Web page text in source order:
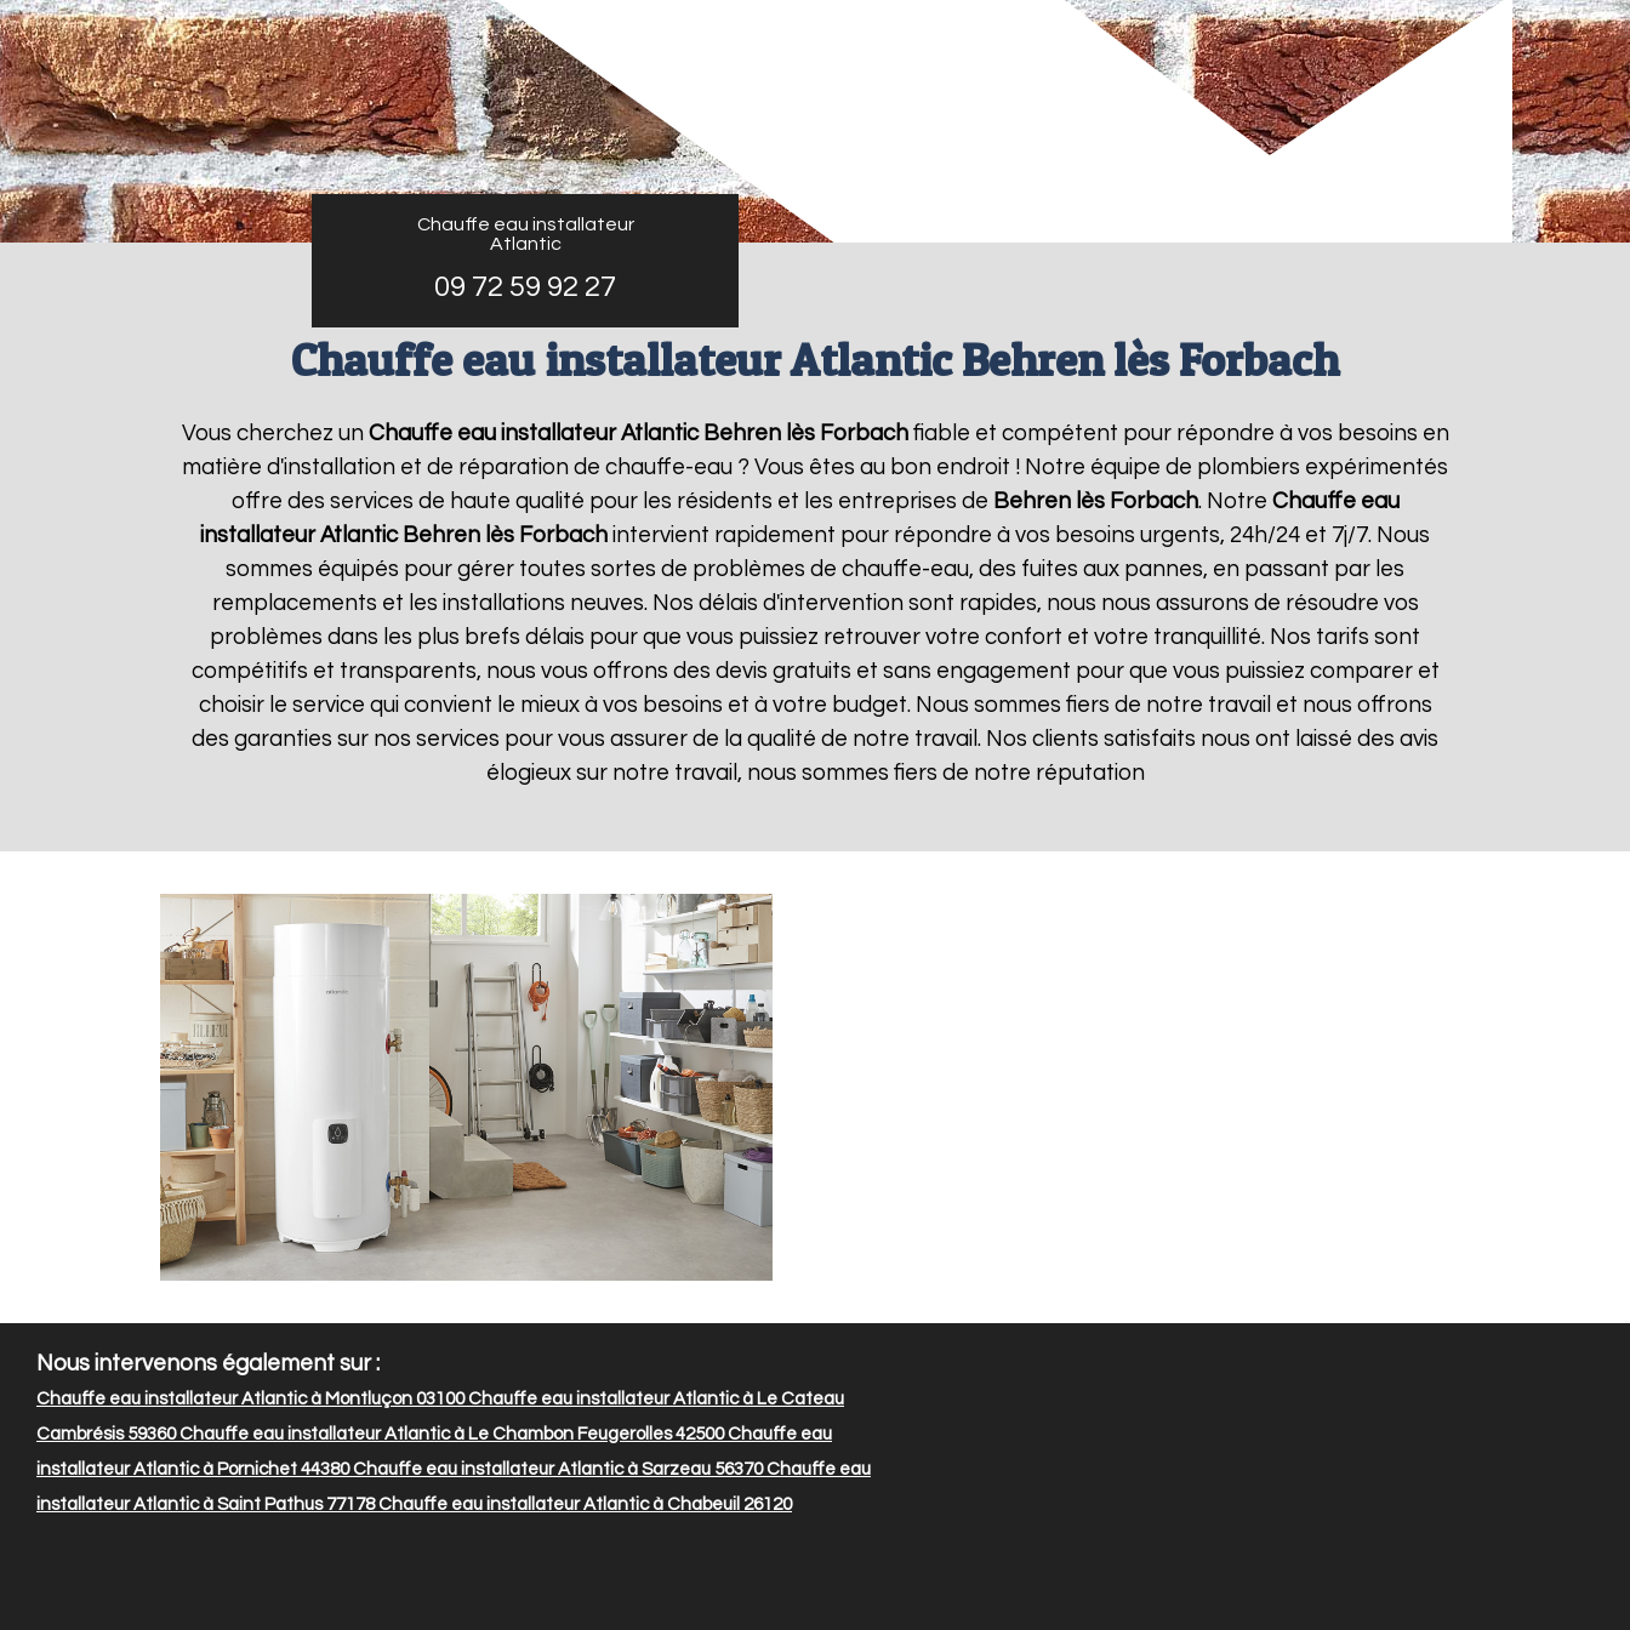
Chauffe eau installateur
Atlantic
09 72 59 92 27
Chauffe eau installateur Atlantic Behren lès Forbach
Vous cherchez un Chauffe eau installateur Atlantic Behren lès Forbachfiable et compétent pour répondre à vos besoins en
matière d'installation et de réparation de chauffe-eau ? Vous êtes au bon endroit ! Notre équipe de plombiers expérimentés
offre des services de haute qualité pour les résidents et les entreprises de Behren lès Forbach. Notre Chauffe eau
installateur Atlantic Behren lès Forbach intervient rapidement pour répondre à vos besoins urgents, 24h/24 et 7j/7. Nous
sommes équipés pour gérer toutes sortes de problèmes de chauffe-eau, des fuites aux pannes, en passant par les
remplacements et les installations neuves. Nos délais d'intervention sont rapides, nous nous assurons de résoudre vos
problèmes dans les plus brefs délais pour que vous puissiez retrouver votre confort et votre tranquillité. Nos tarifs sont
compétitifs et transparents, nous vous offrons des devis gratuits et sans engagement pour que vous puissiez comparer et
choisir le service qui convient le mieux à vos besoins et à votre budget. Nous sommes fiers de notre travail et nous offrons
des garanties sur nos services pour vous assurer de la qualité de notre travail. Nos clients satisfaits nous ont laissé des avis
élogieux sur notre travail, nous sommes fiers de notre réputation
Nous intervenons également sur :
Chauffe eau installateur Atlantic à Montluçon 03100Chauffe eau installateur Atlantic à Le Cateau
Cambrésis 59360Chauffe eau installateur Atlantic à Le Chambon Feugerolles 42500Chauffe eau
installateur Atlantic à Pornichet 44380Chauffe eau installateur Atlantic à Sarzeau 56370Chauffe eau
installateur Atlantic à Saint Pathus 77178Chauffe eau installateur Atlantic à Chabeuil 26120